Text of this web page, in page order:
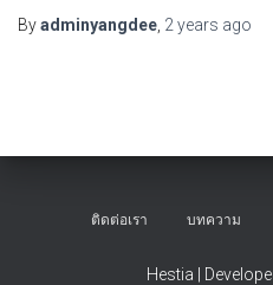
Byadminyangdee, 2 years ago
ติดต่อเรา บทความ
Hestia |